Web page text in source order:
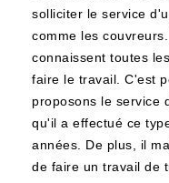
solliciter le service
comme les
connaissent toutes
faire le travail. C'est
proposons le service
qu'il a effectué ce
années. De plus, il
de faire un travail de